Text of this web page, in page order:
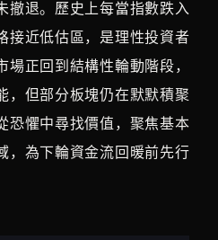
撤退。歷史上每當指數跌入
接近低估區，是理性投資者
場正回到結構性輪動階段，
，但部分板塊仍在默默積聚
恐懼中尋找價值，聚焦基本
，為下輪資金流回暖前先行